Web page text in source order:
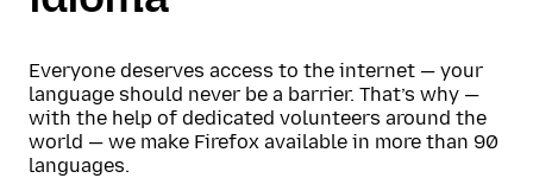
Everyone deserves access to the internet — your
language should never be a barrier. That’s why —
with the help of dedicated volunteers around the
world — we make Firefox available in more than 90
languages.